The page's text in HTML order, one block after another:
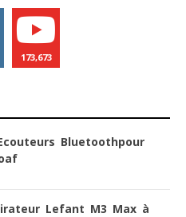
173,673
Bluetoothpour
Lefant M3 Max à